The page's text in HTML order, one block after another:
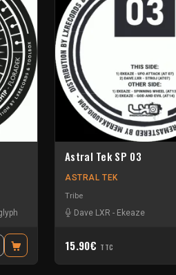
Astral Tek SP 03
ASTRAL TEK
Tribe
Dave LXR - Ekeaze
15.90€ TTC